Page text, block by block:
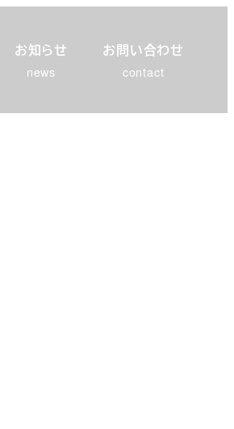
お知らせ
news
お問い合わせ
contact